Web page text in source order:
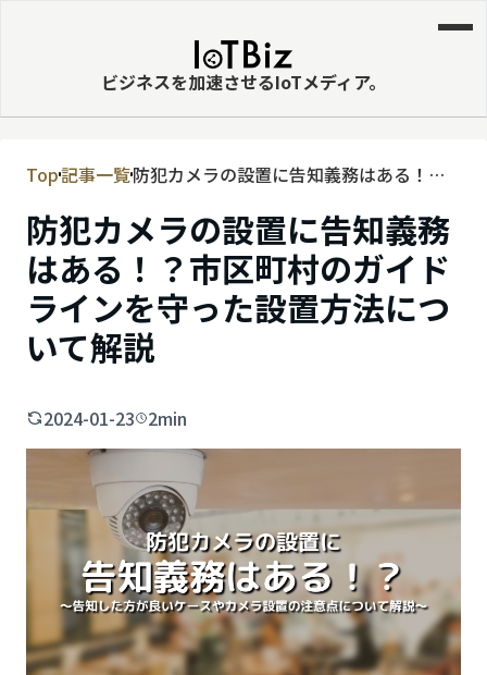
ビジネスを加速させるIoTメディア。
MVNE
エッジ
LPWA
DaaS
IaaS
ビッグデータ
MVNO
スマート漁業
5G
Top記事一覧防犯カメラの設置に告知義務はある！？
法について解説
防犯カメラの設置に告知義務
はある！？市区町村のガイド
ラインを守った設置方法につ
いて解説
2024-01-23 2min